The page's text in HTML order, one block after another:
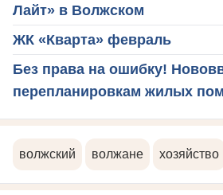
Лайт» в Волжском
ЖК «Кварта» февраль
Без права на ошибку!
перепланировкам жилых
волжский волжане хозяйство